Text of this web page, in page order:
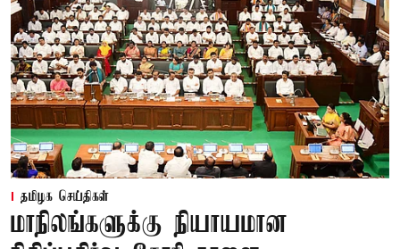
தமிழக செய்திகள்
மாநிலங்களுக்கு நியாயமான